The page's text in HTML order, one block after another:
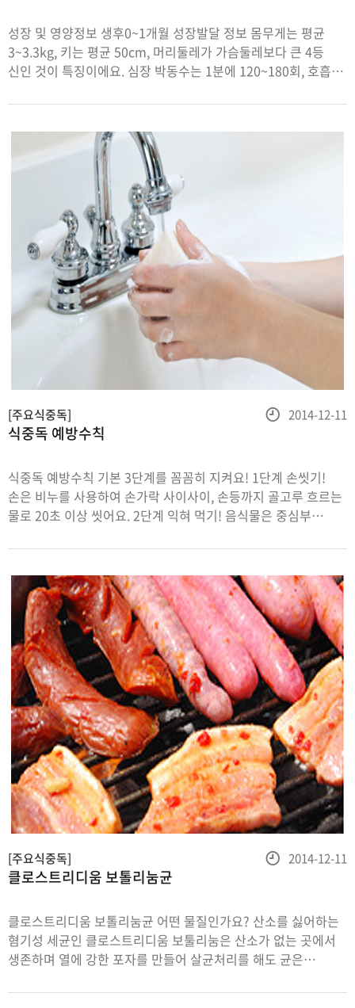
성장 및 영양정보 생후0~1개월 성장발달 정보 몸무게는 평균
3~3.3kg, 키는 평균 50cm, 머리둘레가 가슴둘레보다 큰 4등
신인 것이 특징이에요. 심장 박동수는 1분에 120~180회, 호흡
식중독 예방수칙
식중독 예방수칙 기본 3단계를 꼼꼼히 지켜요! 1단계 손씻기!
손은 비누를 사용하여 손가락 사이사이, 손등까지 골고루 흐르는
물로 20초 이상 씻어요. 2단계 익혀 먹기! 음식물은 중심부
[주요식중독]
등
2014-12-11
클로스트리디움 보톨리눔균
클로스트리디움 보톨리눔균 어떤 물질인가요? 산소를 싫어하는
혐기성 세균인 클로스트리디움 보툴리눔은 산소가 없는 곳에서
생존하며 열에 강한 포자를 만들어 살균처리를 해도 균은
충분한 살균이 이루어지지 않으면, 사멸되
[주요식중독]
등
2014-12-11